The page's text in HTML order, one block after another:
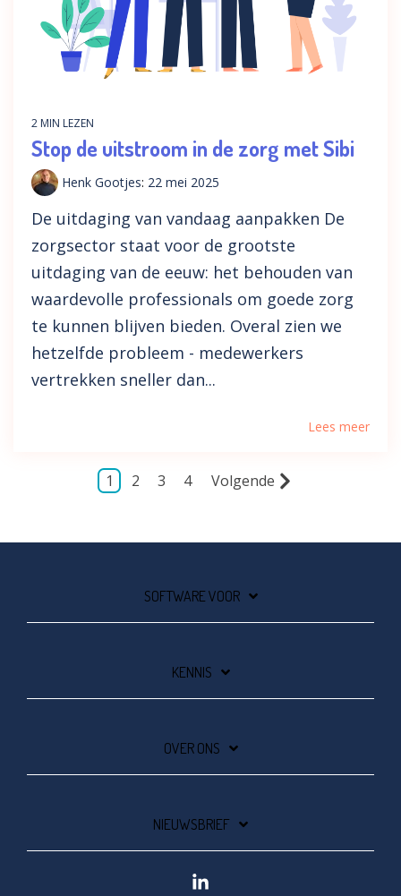
2 MIN LEZEN
Stop de uitstroom in de zorg met Sibi
Henk Gootjes: 22 mei 2025
De uitdaging van vandaag aanpakken De
zorgsector staat voor de grootste
uitdaging van de eeuw: het behouden van
waardevolle professionals om goede zorg
te kunnen blijven bieden. Overal zien we
hetzelfde probleem - medewerkers
vertrekken sneller dan...
Lees meer
1 2 3 4 Volgende
SOFTWARE VOOR
KENNIS
OVER ONS
NIEUWSBRIEF